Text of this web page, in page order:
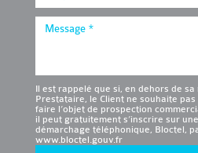
Il est rappelé que si, en dehors de
Prestataire, le Client ne souhaite
faire l’objet de prospection
il peut gratuitement s’inscrire sur
démarchage téléphonique, Bloctel,
www.bloctel.gouv.fr